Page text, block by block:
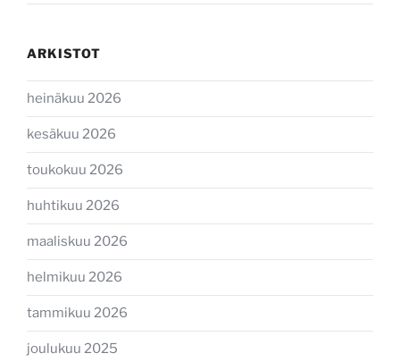
ARKISTOT
heinäkuu 2026
kesäkuu 2026
toukokuu 2026
huhtikuu 2026
maaliskuu 2026
helmikuu 2026
tammikuu 2026
joulukuu 2025